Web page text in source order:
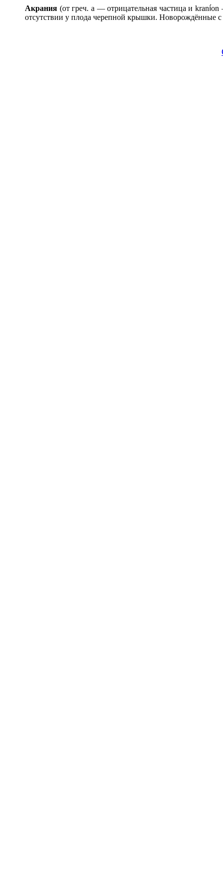
Акрания (от греч. а — отрицательная частица и kraníon
отсутствии у плода черепной крышки. Новорождённые